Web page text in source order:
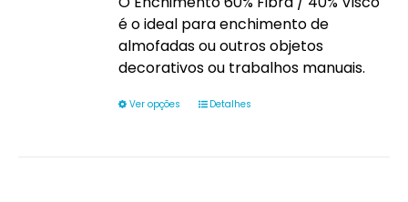
77.00€
é o ideal para enchimento de
almofadas ou outros objetos
decorativos ou trabalhos manuais.
Ver opções Detalhes